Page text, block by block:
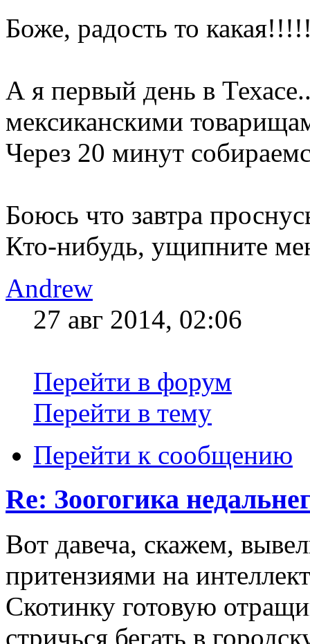
Боже, радость то
А я первый день в
мексиканскими
Через 20 минут
Боюсь что завтра
Кто-нибудь, ущипните
Andrew
27 авг 2014, 02:06
Перейти в форум
Перейти в тему
Перейти к сообщению
Re: Зоогогика
Вот давеча, скажем,
притензиями на
Скотинку готовую
стричься бегать в